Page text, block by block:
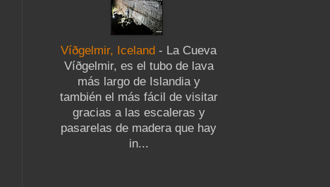
Víðgelmir, Iceland- La Cueva
Víðgelmir, es el tubo de lava
más largo de Islandia y
también el más fácil de visitar
gracias a las escaleras y
pasarelas de madera que hay
in...